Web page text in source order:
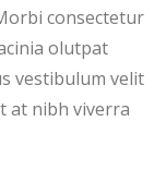
consectetur
olutpat
vestibulum velit
at nibh viverra